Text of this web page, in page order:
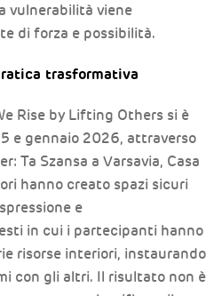
vulnerabilità viene
di forza e possibilità.
trasformativa
Rise by Lifting Others si è
e gennaio 2026, attraverso
Ta Szansa a Varsavia, Casa
hanno creato spazi sicuri
e
in cui i partecipanti hanno
risorse interiori, instaurando
con gli altri. Il risultato non è